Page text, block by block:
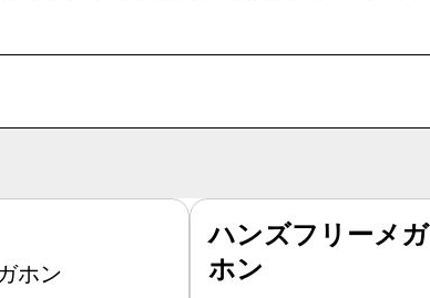
ホン
ハンズフリーメガ
ホン